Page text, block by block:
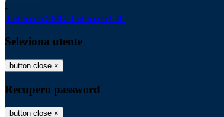
-
Entra con SPID Entra con CIE
Seleziona utente
button close ×
Recupero password
button close ×